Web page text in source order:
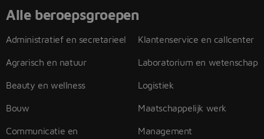
Alle beroepsgroepen
Administratief en secretarieel
Agrarisch en natuur
Beauty en wellness
Bouw
Communicatie en
Klantenservice en callcenter
Laboratorium en wetenschap
Logistiek
Maatschappelijk werk
Management